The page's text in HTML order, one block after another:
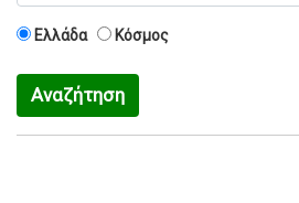
Ελλάδα Κόσμος
Αναζήτηση